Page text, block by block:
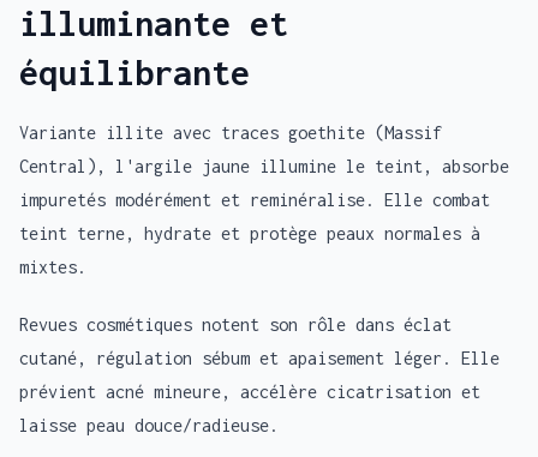
illuminante et
équilibrante
Variante illite avec traces goethite (Massif
Central), l'argile jaune illumine le teint, absorbe
impuretés modérément et reminéralise. Elle combat
teint terne, hydrate et protège peaux normales à
mixtes.
Revues cosmétiques notent son rôle dans éclat
cutané, régulation sébum et apaisement léger. Elle
prévient acné mineure, accélère cicatrisation et
laisse peau douce/radieuse.